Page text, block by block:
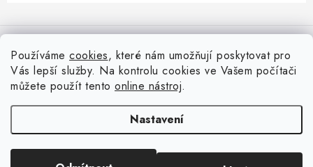
Používáme cookies, které nám umožňují poskytovat pro
Vás lepší služby. Na kontrolu cookies ve Vašem počítači
můžete použít tento online nástroj.
Nastavení
á
Doprava
Oblíbené ♥️
Nepřehlédněte
Blog s nápady a návody
Slovník pojmů, české návody
. Všechna práva vyhrazena.Upravit nastavení